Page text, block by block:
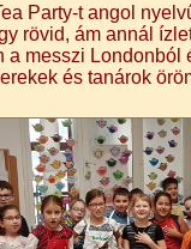
Party-t angol
rövid, ám annál
a messzi Londonból
és tanárok